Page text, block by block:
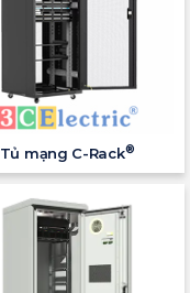
Tủ mạng C-Rack®